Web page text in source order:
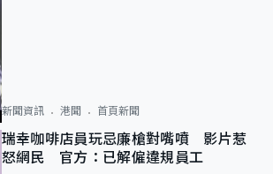
新聞資訊 港聞 首頁新聞
瑞幸咖啡店員玩忌廉槍對嘴噴 影片惹
怒網民 官方：已解僱違規員工